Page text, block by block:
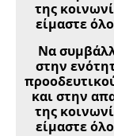
Να
στην
και στην
της
είμαστε